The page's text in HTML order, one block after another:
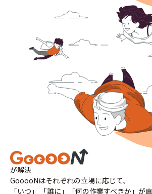
が解決
GooooNはそれぞれの立場に応じて、
「いつ」 「誰に」「何の作業すべきか」が